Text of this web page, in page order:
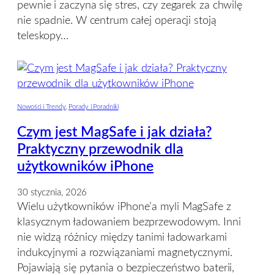
pewnie i zaczyna się stres, czy zegarek za chwilę
nie spadnie. W centrum całej operacji stoją
teleskopy…
Nowości i Trendy, Porady i Poradniki
Czym jest MagSafe i jak działa?
Praktyczny przewodnik dla
użytkowników iPhone
30 stycznia, 2026
Wielu użytkowników iPhone’a myli MagSafe z
klasycznym ładowaniem bezprzewodowym. Inni
nie widzą różnicy między tanimi ładowarkami
indukcyjnymi a rozwiązaniami magnetycznymi.
Pojawiają się pytania o bezpieczeństwo baterii,